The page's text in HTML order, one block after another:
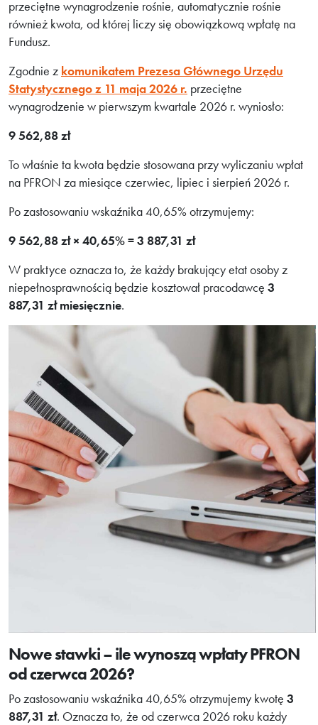
przeciętne wynagrodzenie rośnie, automatycznie rośnie
również kwota, od której liczy się obowiązkową wpłatę na
Fundusz.
Zgodnie z komunikatem Prezesa Głównego Urzędu
Statystycznego z 11 maja 2026 r. przeciętne
wynagrodzenie w pierwszym kwartale 2026 r. wyniosło:
9 562,88 zł
To właśnie ta kwota będzie stosowana przy wyliczaniu wpłat
na PFRON za miesiące czerwiec, lipiec i sierpień 2026 r.
Po zastosowaniu wskaźnika 40,65% otrzymujemy:
9 562,88 zł × 40,65% = 3 887,31 zł
W praktyce oznacza to, że każdy brakujący etat osoby z
niepełnosprawnością będzie kosztował pracodawcę 3
887,31 zł miesięcznie.
Nowe stawki – ile wynoszą wpłaty PFRON
od czerwca 2026?
Po zastosowaniu wskaźnika 40,65% otrzymujemy kwotę 3
887,31 zł. Oznacza to, że od czerwca 2026 roku każdy